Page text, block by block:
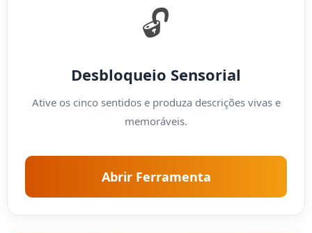
🔓
Desbloqueio Sensorial
Ative os cinco sentidos e produza descrições vivas e
memoráveis.
Abrir Ferramenta